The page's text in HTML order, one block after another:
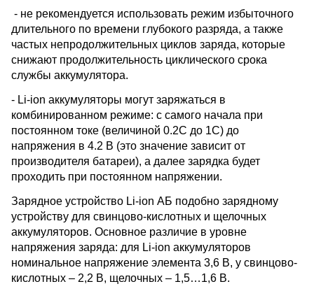
- не рекомендуется использовать режим избыточного
длительного по времени глубокого разряда, а также
частых непродолжительных циклов заряда, которые
снижают продолжительность циклического срока
службы аккумулятора.
- Li-ion аккумуляторы могут заряжаться в
комбинированном режиме: с самого начала при
постоянном токе (величиной 0.2С до 1С) до
напряжения в 4.2 В (это значение зависит от
производителя батареи), а далее зарядка будет
проходить при постоянном напряжении.
Зарядное устройство Li-ion АБ подобно зарядному
устройству для свинцово-кислотных и щелочных
аккумуляторов. Основное различие в уровне
напряжения заряда: для Li-ion аккумуляторов
номинальное напряжение элемента 3,6 В, у свинцово-
кислотных – 2,2 В, щелочных – 1,5…1,6 В.